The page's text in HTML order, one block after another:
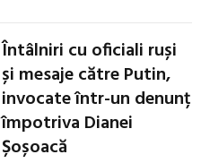
Întâlniri cu oficiali ruși
și mesaje către Putin,
invocate într-un denunț
împotriva Dianei
Șoșoacă